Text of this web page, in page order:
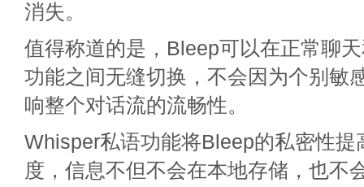
消失。
值得称道的是，Bleep可以在正常聊
功能之间无缝切换，不会因为个别敏
响整个对话流的流畅性。
Whisper私语功能将Bleep的私密性提
度，信息不但不会在本地存储，也不